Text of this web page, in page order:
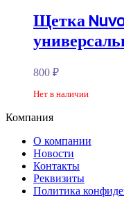
Щетка
800 ₽
Нет в наличии
Компания
О компании
Новости
Контакты
Реквизиты
Политика